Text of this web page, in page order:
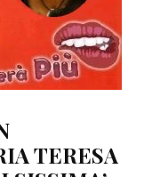
TERESA